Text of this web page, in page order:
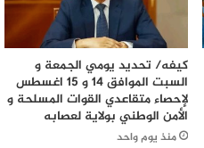
كيفه/ تحديد يومي الجمعة و
السبت الموافق 14 و 15 اغسطس
لإحصاء متقاعدي القوات المسلحة و
الأمن الوطني بولاية لعصابه
منذ يوم واحد